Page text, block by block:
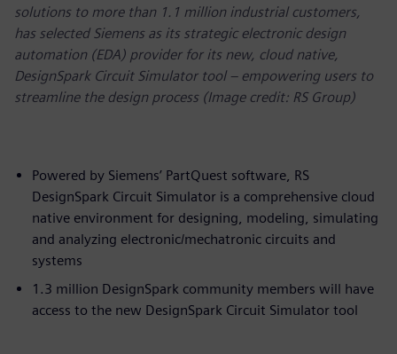
solutions to more than 1.1 million industrial customers,
has selected Siemens as its strategic electronic design
automation (EDA) provider for its new, cloud native,
DesignSpark Circuit Simulator tool – empowering users to
streamline the design process (Image credit: RS Group)
Powered by Siemens’ PartQuest software, RS
DesignSpark Circuit Simulator is a comprehensive cloud
native environment for designing, modeling, simulating
and analyzing electronic/mechatronic circuits and
systems
1.3 million DesignSpark community members will have
access to the new DesignSpark Circuit Simulator tool